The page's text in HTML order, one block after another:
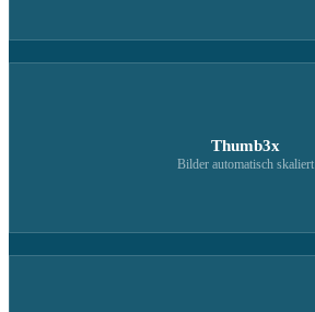
Thumb3x
Bilder automatisch skaliert